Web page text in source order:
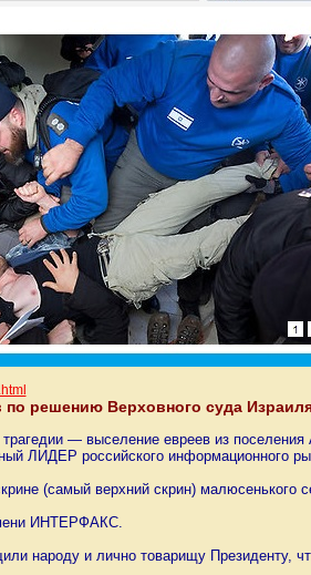
решению Верховного суда
трагедии — выселение евреев из
ЛИДЕР российского информационного
(самый верхний скрин) малюсенького
ИНТЕРФАКС.
и лично товарищу Президенту,